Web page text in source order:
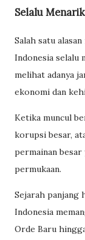
Selalu
Salah satu
Indonesia selalu
melihat adanya
ekonomi dan
Ketika muncul
korupsi besar,
permainan
permukaan.
Sejarah panjang
Indonesia
Orde Baru